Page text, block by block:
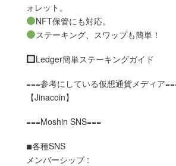
ォレット。
NFT保管にも対応。
ステーキング、スワップも簡単！
Ledger簡単ステーキングガイド
===参考にしている仮想通貨メディア
【Jinacoin】
===Moshin SNS===
◾︎各種SNS
メンバーシップ :